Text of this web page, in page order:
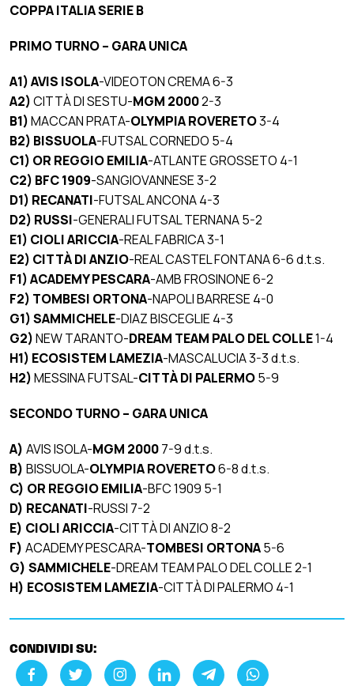
COPPA ITALIA SERIE B
PRIMO TURNO – GARA UNICA
A1) AVIS ISOLA-VIDEOTON CREMA 6-3
A2)CITTÀ DI SESTU-MGM 20002-3
B1)MACCAN PRATA-OLYMPIA ROVERETO3-4
B2) BISSUOLA-FUTSAL CORNEDO 5-4
C1) OR REGGIO EMILIA-ATLANTE GROSSETO 4-1
C2) BFC 1909-SANGIOVANNESE 3-2
D1) RECANATI-FUTSAL ANCONA 4-3
D2) RUSSI-GENERALI FUTSAL TERNANA 5-2
E1) CIOLI ARICCIA-REAL FABRICA 3-1
E2) CITTÀ DI ANZIO-REAL CASTEL FONTANA 6-6 d.t.s.
F1) ACADEMY PESCARA-AMB FROSINONE 6-2
F2) TOMBESI ORTONA-NAPOLI BARRESE 4-0
G1) SAMMICHELE-DIAZ BISCEGLIE 4-3
G2)NEW TARANTO-DREAM TEAM PALO DEL COLLE1-4
H1) ECOSISTEM LAMEZIA-MASCALUCIA 3-3 d.t.s.
H2)MESSINA FUTSAL-CITTÀ DI PALERMO5-9
SECONDO TURNO – GARA UNICA
A) AVIS ISOLA-MGM 20007-9 d.t.s.
B) BISSUOLA-OLYMPIA ROVERETO6-8 d.t.s.
C) OR REGGIO EMILIA-BFC 1909 5-1
D) RECANATI-RUSSI 7-2
E) CIOLI ARICCIA-CITTÀ DI ANZIO 8-2
F) ACADEMY PESCARA-TOMBESI ORTONA5-6
G) SAMMICHELE-DREAM TEAM PALO DEL COLLE 2-1
H) ECOSISTEM LAMEZIA-CITTÀ DI PALERMO 4-1
CONDIVIDI SU: